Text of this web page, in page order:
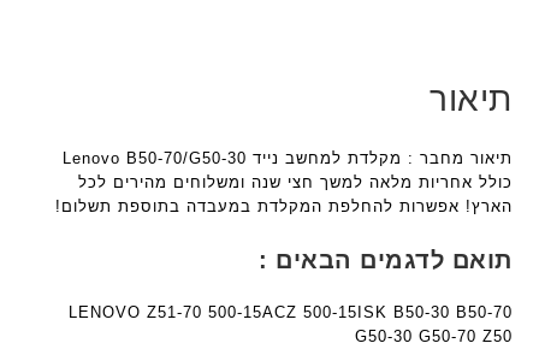
תיאור
תיאור מחבר : מקלדת למחשב נייד Lenovo B50-70/G50-30
כולל אחריות מלאה למשך חצי שנה ומשלוחים מהירים לכל
הארץ! אפשרות להחלפת המקלדת במעבדה בתוספת תשלום!
תואם לדגמים הבאים :
LENOVO Z51-70 500-15ACZ 500-15ISK B50-30 B50-70
G50-30 G50-70 Z50